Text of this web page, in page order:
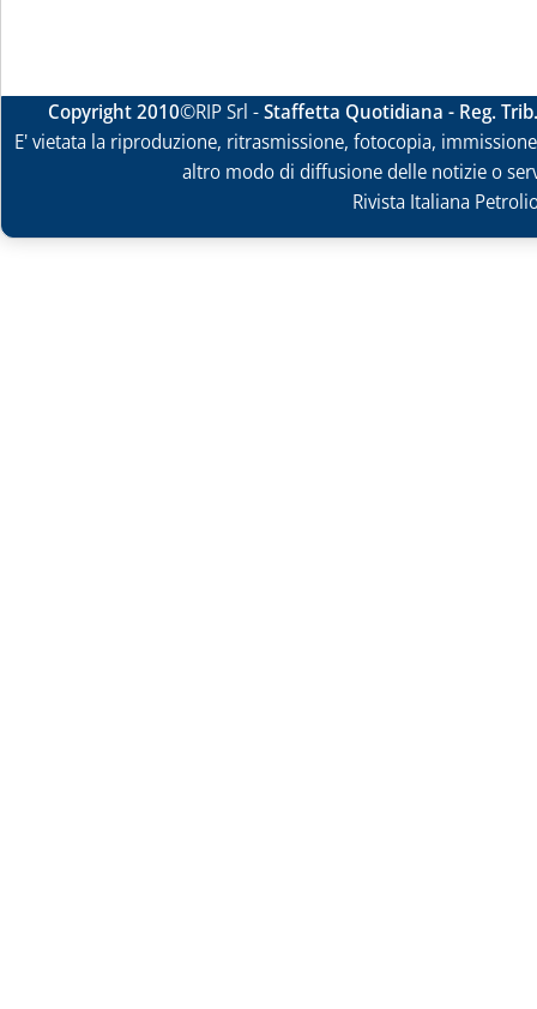
Copyright 2010©RIP Srl -Staffetta Quotidiana - Reg.
E' vietata la riproduzione, ritrasmissione, fotocopia,
altro modo di diffusione delle notizie o
Rivista Italiana